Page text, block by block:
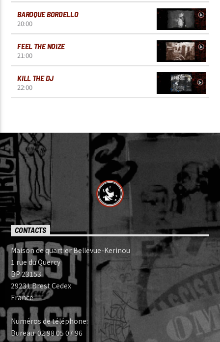
BAROQUE BORDELLO
20:00
FEEL THE NOIZE
21:00
KILL THE DJ
22:00
CONTACTS
Maison de quartier Bellevue-Kerinou
1 rue du Quercy
BP 23153
29231 Brest Cedex
France
Numéros de téléphone:
Bureau: 02 98 05 07 96